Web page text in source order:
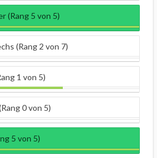
(Rang 5 von 5)
(Rang 2 von 7)
1 von 5)
0 von 5)
5 von 5)